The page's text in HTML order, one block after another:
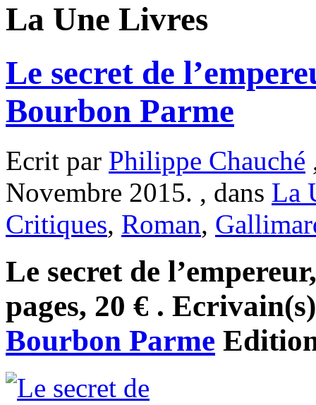
La Une Livres
Le secret de
Bourbon Parme
Ecrit par Philippe Chauché
Novembre 2015. , dans La
Critiques, Roman,
Le secret de
pages, 20 € .
Bourbon Parme